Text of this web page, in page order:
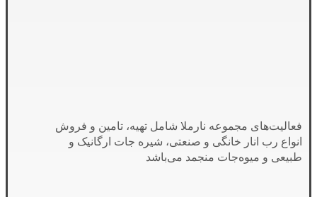
فعالیت‌های مجموعه نارملا شامل تهیه، تامین و فروش
انواع رب انار خانگی و صنعتی، شیره جات ارگانیک و
طبیعی و میوه‌جات منجمد می‌باشد